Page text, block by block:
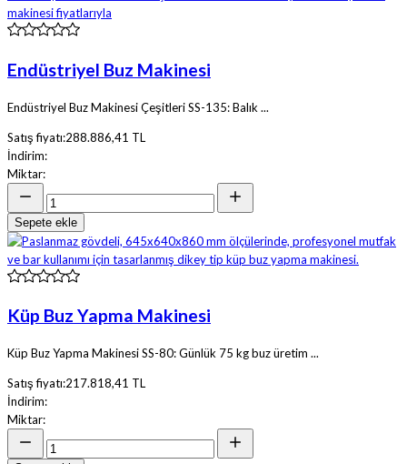
Endüstriyel Buz Makinesi
Endüstriyel Buz Makinesi Çeşitleri SS-135: Balık ...
Satış fiyatı:288.886,41 TL
İndirim:
Miktar:
Sepete ekle
Küp Buz Yapma Makinesi
Küp Buz Yapma Makinesi SS-80: Günlük 75 kg buz üretim ...
Satış fiyatı:217.818,41 TL
İndirim:
Miktar: